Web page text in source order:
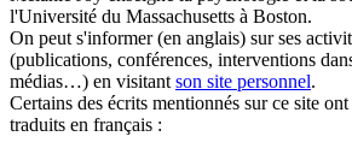
l'Université du Massachusetts à Boston.
On peut s'informer (en anglais) sur ses
(publications, conférences, interventions
médias…) en visitant son site personnel.
Certains des écrits mentionnés sur ce site ont
traduits en français :